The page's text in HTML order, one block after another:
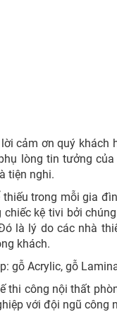
cảm ơn quý khách
lòng tin tưởng
tiện nghi.
trong mỗi gia
kệ tivi bởi
là lý do các nhà
khách.
gỗ Acrylic, gỗ
thi công nội thất
với đội ngũ